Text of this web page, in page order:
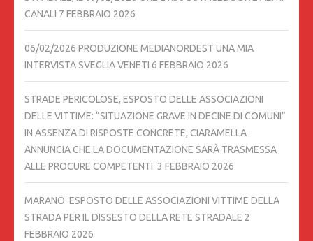
CANALI 7 FEBBRAIO 2026
06/02/2026 PRODUZIONE MEDIANORDEST UNA MIA
INTERVISTA SVEGLIA VENETI 6 FEBBRAIO 2026
STRADE PERICOLOSE, ESPOSTO DELLE ASSOCIAZIONI
DELLE VITTIME: “SITUAZIONE GRAVE IN DECINE DI COMUNI”
IN ASSENZA DI RISPOSTE CONCRETE, CIARAMELLA
ANNUNCIA CHE LA DOCUMENTAZIONE SARÀ TRASMESSA
ALLE PROCURE COMPETENTI. 3 FEBBRAIO 2026
MARANO. ESPOSTO DELLE ASSOCIAZIONI VITTIME DELLA
STRADA PER IL DISSESTO DELLA RETE STRADALE 2
FEBBRAIO 2026